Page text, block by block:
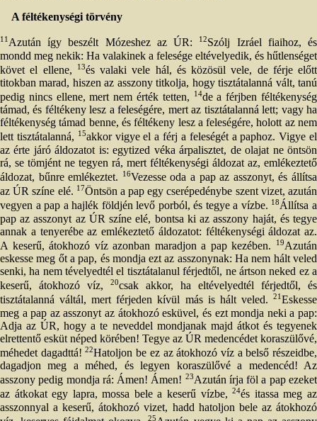
A féltékenységi törvény
11 Azután így beszélt Mózeshez az ÚR: 12Szólj Izráel fiaihoz, és
mondd meg nekik: Ha valakinek a felesége eltévelyedik, és hűtlenséget
követ el ellene,
13és valaki vele hál, és közösül vele, de férje előtt
titokban marad, hiszen az asszony titkolja, hogy tisztátalanná vált, tanú
pedig nincs ellene, mert nem érték tetten,
14de a férjben féltékenység
támad, és féltékeny lesz a feleségére, mert az tisztátalanná lett; vagy ha
féltékenység támad benne, és féltékeny lesz a feleségére, holott az nem
lett tisztátalanná, 15akkor vigye el a férj a feleségét a paphoz. Vigye el
az érte járó áldozatot is: egytized véka árpalisztet, de olajat ne öntsön
rá, se tömjént ne tegyen rá, mert féltékenységi áldozat az, emlékeztető
áldozat, bűnre emlékeztet.
16Vezesse oda a pap az asszonyt, és állítsa
az ÚR színe elé. 17Öntsön a pap egy cserépedénybe szent vizet, azután
vegyen a pap a hajlék földjén levő porból, és tegye a vízbe. 18Állítsa a
pap az asszonyt az ÚR színe elé, bontsa ki az asszony haját, és tegye
annak a tenyerébe az emlékeztető áldozatot: féltékenységi áldozat az.
A keserű, átokhozó víz azonban maradjon a pap kezében.
19Azután
eskesse meg őt a pap, és mondja ezt az asszonynak: Ha nem hált veled
senki, ha nem tévelyedtél el tisztátalanul férjedtől, ne ártson neked ez a
keserű, átokhozó víz,
20csak akkor, ha eltévelyedtél férjedtől, és
tisztátalanná váltál, mert férjeden kívül más is hált veled.
21 Eskesse
meg a pap az asszonyt az átokhozó esküvel, és ezt mondja neki a pap:
Adja az ÚR, hogy a te neveddel mondjanak majd átkot és tegyenek
elrettentő esküt néped körében! Tegye az ÚR medencédet koraszülővé,
méhedet dagadttá!22Hatoljon be ez az átokhozó víz a belső részeidbe,
dagadjon meg a méhed, és legyen koraszülővé a medencéd! Az
asszony pedig mondja rá: Ámen! Ámen! 23Azután írja föl a pap ezeket
az átkokat egy lapra, mossa bele a keserű vízbe,24és itassa meg az
asszonnyal a keserű, átokhozó vizet, hadd hatoljon bele az átokhozó
25